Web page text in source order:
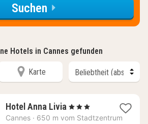
Suchen
Hotels in Cannes gefunden
Karte
Hotel Anna Livia 1
Nacht
, 3 Sterne
Cannes · 650 m vom Stadtzentrum